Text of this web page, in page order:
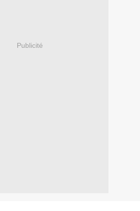
Publicité